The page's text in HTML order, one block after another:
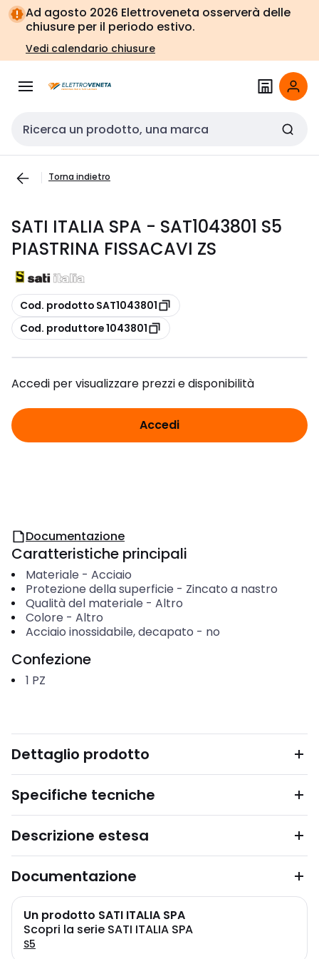
Vai alla
navigazione
Vai
alla
pagina
Ad agosto 2026 Elettroveneta osserverà delle
chiusure per il periodo estivo.
Vedi calendario chiusure
Cerca input
Torna indietro
SATI ITALIA SPA - SAT1043801 S5
PIASTRINA FISSACAVI ZS
copia
Cod. prodotto SAT1043801
copia
Cod. produttore 1043801
Accedi per visualizzare prezzi e disponibilità
Accedi
Documentazione
Caratteristiche principali
Materiale - Acciaio
Protezione della superficie - Zincato a nastro
Qualità del materiale - Altro
Colore - Altro
Acciaio inossidabile, decapato - no
Confezione
1 PZ
Dettaglio prodotto
Specifiche tecniche
Descrizione estesa
Documentazione
Un prodotto SATI ITALIA SPA
Scopri la serie SATI ITALIA SPA
S5